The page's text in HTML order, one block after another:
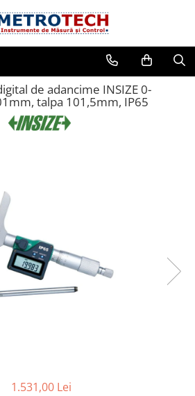
de adancime INSIZE 0-
talpa 101,5mm, IP65
1.531,00 Lei